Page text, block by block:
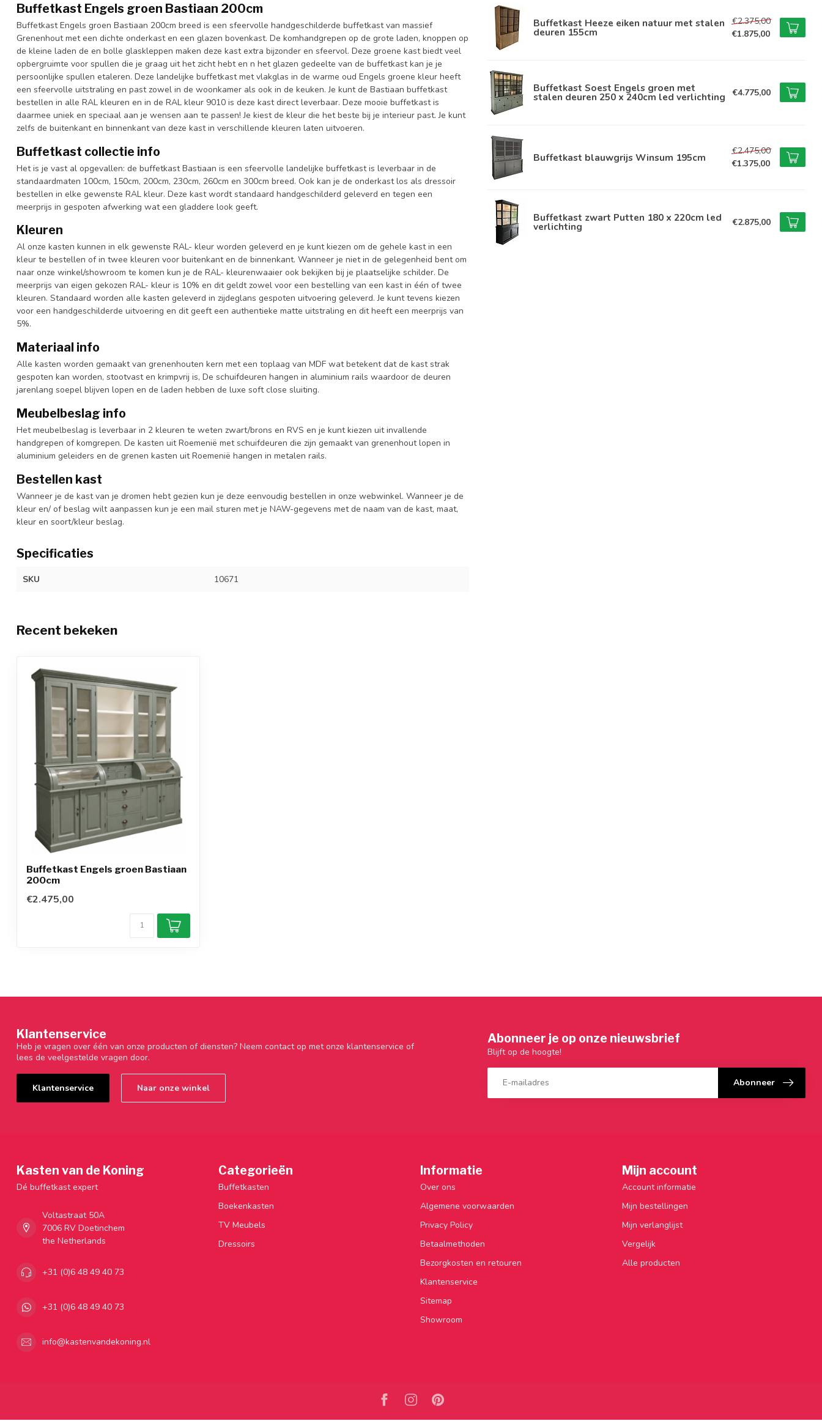
Buffetkast Engels groen Bastiaan 200cm
Buffetkast Engels groen Bastiaan 200cm breed is een sfeervolle handgeschilderde buffetkast van massief
Grenenhout met een dichte onderkast en een glazen bovenkast. De komhandgrepen op de grote laden, knoppen op
de kleine laden de en bolle glaskleppen maken deze kast extra bijzonder en sfeervol. Deze groene kast biedt veel
opbergruimte voor spullen die je graag uit het zicht hebt en n het glazen gedeelte van de buffetkast kan je je
persoonlijke spullen etaleren. Deze landelijke buffetkast met vlakglas in de warme oud Engels groene kleur heeft
een sfeervolle uitstraling en past zowel in de woonkamer als ook in de keuken. Je kunt de Bastiaan buffetkast
bestellen in alle RAL kleuren en in de RAL kleur 9010 is deze kast direct leverbaar. Deze mooie buffetkast is
daarmee uniek en speciaal aan je wensen aan te passen! Je kiest de kleur die het beste bij je interieur past. Je kunt
zelfs de buitenkant en binnenkant van deze kast in verschillende kleuren laten uitvoeren.
Buffetkast collectie info
Het is je vast al opgevallen: de buffetkast Bastiaan is een sfeervolle landelijke buffetkast is leverbaar in de
standaardmaten 100cm, 150cm, 200cm, 230cm, 260cm en 300cm breed. Ook kan je de onderkast los als dressoir
bestellen in elke gewenste RAL kleur. Deze kast wordt standaard handgeschilderd geleverd en tegen een
meerprijs in gespoten afwerking wat een gladdere look geeft.
Kleuren
Al onze kasten kunnen in elk gewenste RAL- kleur worden geleverd en je kunt kiezen om de gehele kast in een
kleur te bestellen of in twee kleuren voor buitenkant en de binnenkant. Wanneer je niet in de gelegenheid bent om
naar onze winkel/showroom te komen kun je de RAL- kleurenwaaier ook bekijken bij je plaatselijke schilder. De
meerprijs van eigen gekozen RAL- kleur is 10% en dit geldt zowel voor een bestelling van een kast in één of twee
kleuren. Standaard worden alle kasten geleverd in zijdeglans gespoten uitvoering geleverd. Je kunt tevens kiezen
voor een handgeschilderde uitvoering en dit geeft een authentieke matte uitstraling en dit heeft een meerprijs van
5%.
Materiaal info
Alle kasten worden gemaakt van grenenhouten kern met een toplaag van MDF wat betekent dat de kast strak
gespoten kan worden, stootvast en krimpvrij is, De schuifdeuren hangen in aluminium rails waardoor de deuren
jarenlang soepel blijven lopen en de laden hebben de luxe soft close sluiting.
Meubelbeslag info
Het meubelbeslag is leverbaar in 2 kleuren te weten zwart/brons en RVS en je kunt kiezen uit invallende
handgrepen of komgrepen. De kasten uit Roemenië met schuifdeuren die zijn gemaakt van grenenhout lopen in
aluminium geleiders en de grenen kasten uit Roemenië hangen in metalen rails.
Bestellen kast
Wanneer je de kast van je dromen hebt gezien kun je deze eenvoudig bestellen in onze webwinkel. Wanneer je de
kleur en/ of beslag wilt aanpassen kun je een mail sturen met je NAW-gegevens met de naam van de kast, maat,
kleur en soort/kleur beslag.
Specificaties
SKU 10671
Buffetkast Heeze eiken natuur met stalen
deuren 155cm
€2.375,00
€1.875,00
Buffetkast Soest Engels groen met
stalen deuren 250 x 240cm led verlichting €4.775,00
Buffetkast blauwgrijs Winsum 195cm
€2.475,00
€1.375,00
Buffetkast zwart Putten 180 x 220cm led
verlichting €2.875,00
Recent bekeken
Buffetkast Engels groen Bastiaan
200cm
€2.475,00
Klantenservice
Heb je vragen over één van onze producten of diensten? Neem contact op met onze klantenservice of
lees de veelgestelde vragen door.
Klantenservice Naar onze winkel
Abonneer je op onze nieuwsbrief
Blijft op de hoogte!
Abonneer
Kasten van de Koning
Dé buffetkast expert
Voltastraat 50A
7006 RV Doetinchem
the Netherlands
+31 (0)6 48 49 40 73
+31 (0)6 48 49 40 73
info@kastenvandekoning.nl
Categorieën
Buffetkasten
Boekenkasten
TV Meubels
Dressoirs
Informatie
Over ons
Algemene voorwaarden
Privacy Policy
Betaalmethoden
Bezorgkosten en retouren
Klantenservice
Sitemap
Showroom
Mijn account
Account informatie
Mijn bestellingen
Mijn verlanglijst
Vergelijk
Alle producten